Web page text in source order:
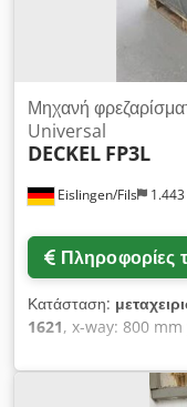
Eislingen/Fils
Μηχανή
Universal
DECKEL FP3L
Πληροφορίες
Κατάσταση:
1621, x-way: 800
Dedpfx Aeh Ra
Στέλεχος
(τροχαλία): 40 - 2000